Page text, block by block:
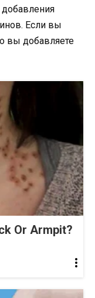
Если вы
вы добавляете
Or Armpit?